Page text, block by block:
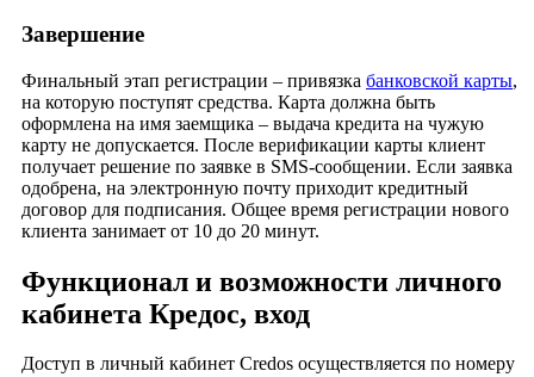
Завершение
Финальный этап регистрации – привязка банковской карты,
на которую поступят средства. Карта должна быть
оформлена на имя заемщика – выдача кредита на чужую
карту не допускается. После верификации карты клиент
получает решение по заявке в SMS-сообщении. Если заявка
одобрена, на электронную почту приходит кредитный
договор для подписания. Общее время регистрации нового
клиента занимает от 10 до 20 минут.
Функционал и возможности личного
кабинета Кредос, вход
Доступ в личный кабинет Credos осуществляется по номеру